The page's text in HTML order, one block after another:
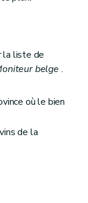
la liste de
belge .
où le bien
de la